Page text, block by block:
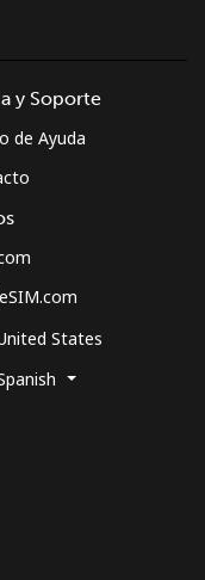
y Soporte
de Ayuda
States